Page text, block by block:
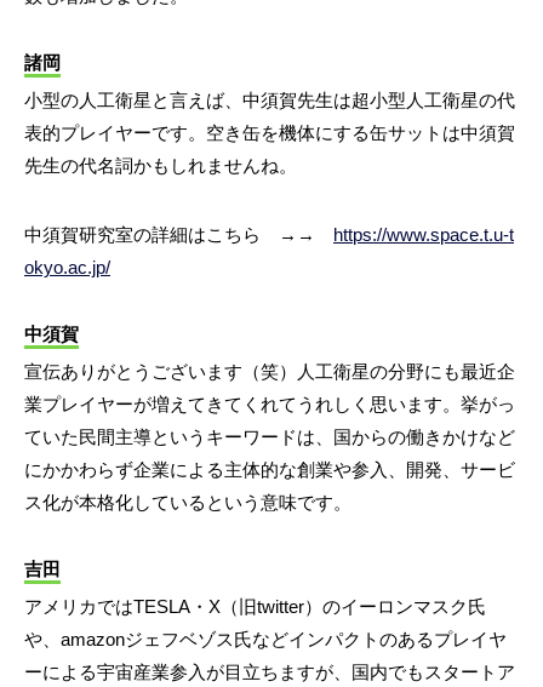
諸岡
小型の人工衛星と言えば、中須賀先生は超小型人工衛星の代
表的プレイヤーです。空き缶を機体にする缶サットは中須賀
先生の代名詞かもしれませんね。
中須賀研究室の詳細はこちら →→ https://www.space.t.u-t
okyo.ac.jp/
中須賀
宣伝ありがとうございます（笑）人工衛星の分野にも最近企
業プレイヤーが増えてきてくれてうれしく思います。挙がっ
ていた民間主導というキーワードは、国からの働きかけなど
にかかわらず企業による主体的な創業や参入、開発、サービ
ス化が本格化しているという意味です。
吉田
アメリカではTESLA・X（旧twitter）のイーロンマスク氏
や、amazonジェフベゾス氏などインパクトのあるプレイヤ
ーによる宇宙産業参入が目立ちますが、国内でもスタートア